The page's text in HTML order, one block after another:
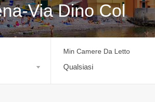
Via Dino Col
Min Camere Da Letto
Qualsiasi